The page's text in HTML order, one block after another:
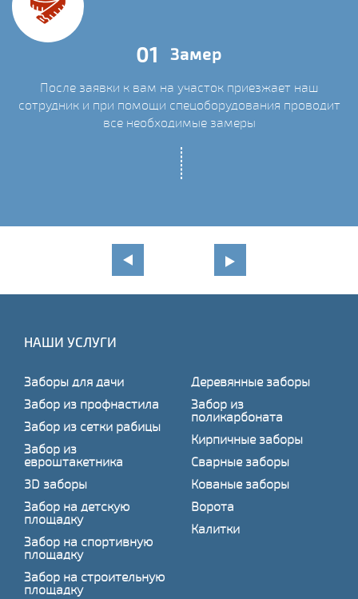
01 Замер
После заявки к вам на участок приезжает наш
сотрудник и при помощи спецоборудования проводит
все необходимые замеры
НАШИ УСЛУГИ
Заборы для дачи
Забор из профнастила
Забор из сетки рабицы
Забор из
евроштакетника
3D заборы
Забор на детскую
площадку
Забор на спортивную
площадку
Забор на строительную
площадку
Деревянные заборы
Забор из
поликарбоната
Кирпичные заборы
Сварные заборы
Кованые заборы
Ворота
Калитки